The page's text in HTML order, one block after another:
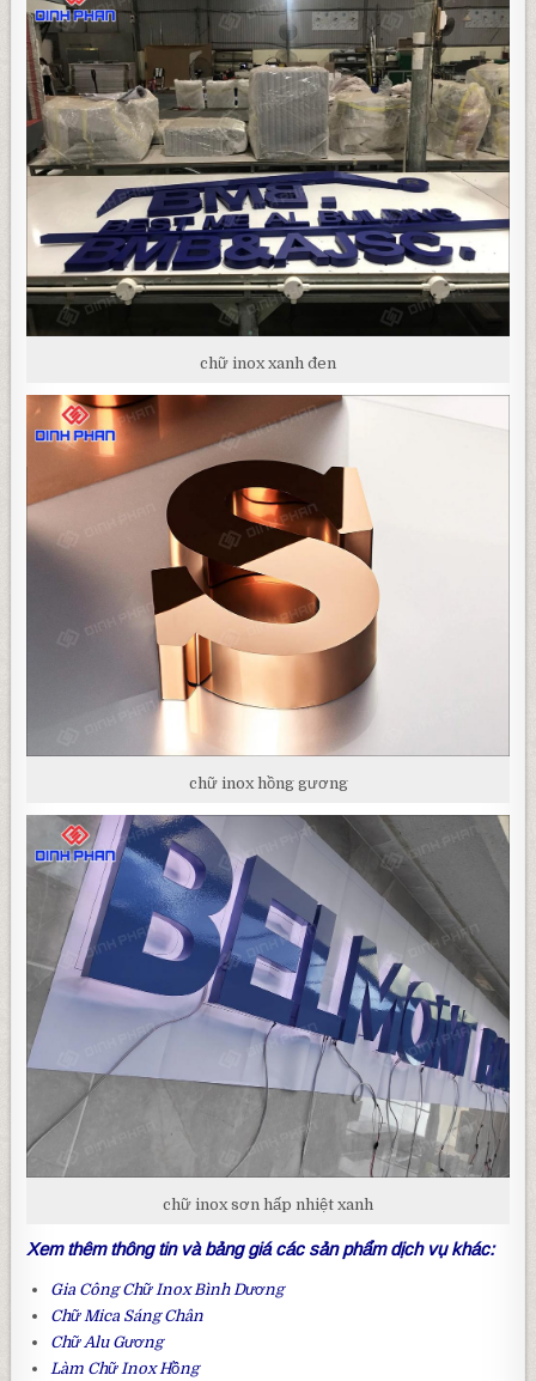
chữ inox xanh đen
chữ inox hồng gương
chữ inox sơn hấp nhiệt xanh
Xem thêm thông tin và bảng giá các sản phẩm dịch vụ khác:
Gia Công Chữ Inox Bình Dương
Chữ Mica Sáng Chân
Chữ Alu Gương
Làm Chữ Inox Hồng